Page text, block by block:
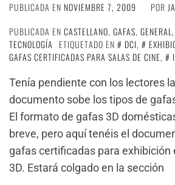
PUBLICADA EN NOVIEMBRE 7, 2009 POR
PUBLICADA EN CASTELLANO, GAFAS, GENERAL,
TECNOLOGÍA
ETIQUETADO EN DCI,
GAFAS CERTIFICADAS PARA SALAS DE CINE,
Tenía pendiente con los lectores
documento sobe los tipos de
El formato de gafas 3D
breve, pero aquí tenéis el
gafas certificadas para exhibición
3D. Estará colgado en la sección